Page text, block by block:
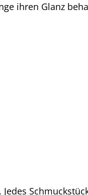
ihren Glanz